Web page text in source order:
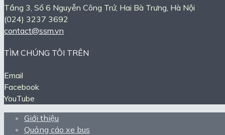
Tầng 3, Số 6 Nguyễn Công Trứ, Hai Bà Trưng, Hà Nội
(024) 3237 3692
contact@ssm.vn
TÌM CHÚNG TÔI TRÊN
Email
Facebook
YouTube
Giới thiệu
Quảng cáo xe bus